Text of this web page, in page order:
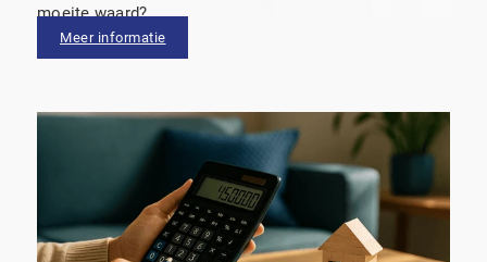
moeite waard?
Meer informatie